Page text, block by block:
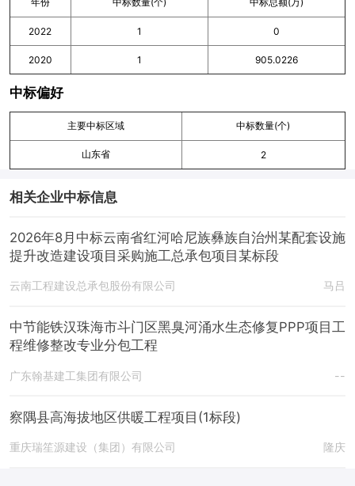
2022 1 0
2020 1 905.0226
中标偏好
主要中标区域 中标数量(个)
山东省 2
相关企业中标信息
2026年8月中标云南省红河哈尼族彝族自治州某配套设施
提升改造建设项目采购施工总承包项目某标段
云南工程建设总承包股份有限公司 马吕
中节能铁汉珠海市斗门区黑臭河涌水生态修复PPP项目工
程维修整改专业分包工程
广东翰基建工集团有限公司 --
察隅县高海拔地区供暖工程项目(1标段)
重庆瑞笙源建设（集团）有限公司 隆庆